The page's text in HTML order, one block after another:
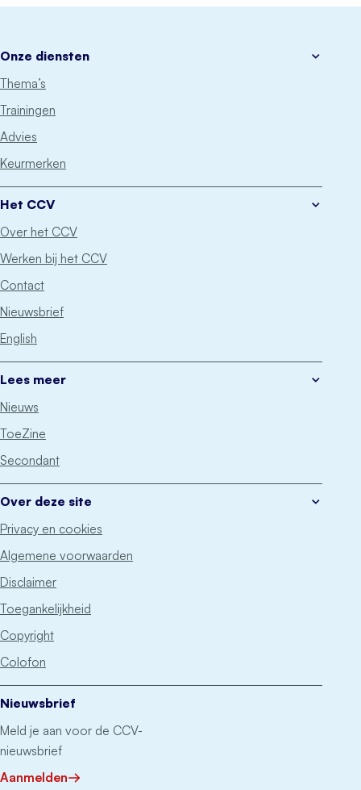
Onze diensten
Thema’s
Trainingen
Advies
Keurmerken
Het CCV
Over het CCV
Werken bij het CCV
Contact
Nieuwsbrief
English
Lees meer
Nieuws
ToeZine
Secondant
Over deze site
Privacy en cookies
Algemene voorwaarden
Disclaimer
Toegankelijkheid
Copyright
Colofon
Nieuwsbrief
Meld je aan voor de CCV-
nieuwsbrief
Aanmelden